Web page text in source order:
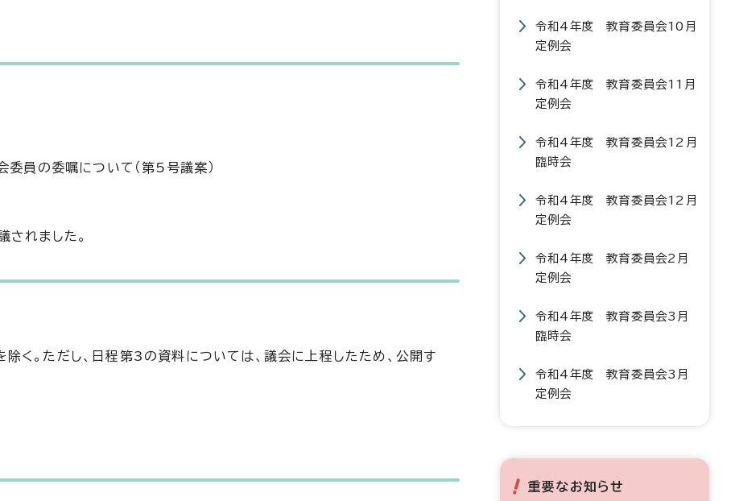
員の委嘱について（第5号議案）
されました。
く。ただし、日程第3の資料については、議会に上程したため、公開す
令和4年度 教育委員会10月
定例会
令和4年度 教育委員会11月
定例会
令和4年度 教育委員会12月
臨時会
令和4年度 教育委員会12月
定例会
令和4年度 教育委員会2月
定例会
令和4年度 教育委員会3月
臨時会
令和4年度 教育委員会3月
定例会
重要なお知らせ